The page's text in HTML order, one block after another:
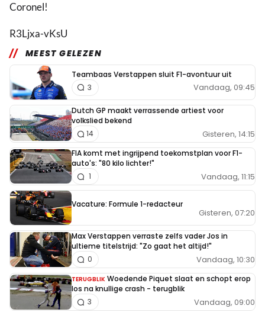
Coronel!
R3Ljxa-vKsU
MEEST GELEZEN
Teambaas Verstappen sluit F1-avontuur uit
Vandaag, 09:45
3
Dutch GP maakt verrassende artiest voor
volkslied bekend
Gisteren, 14:15
14
FIA komt met ingrijpend toekomstplan voor F1-
auto's: "80 kilo lichter!"
Vandaag, 11:15
1
Vacature: Formule 1-redacteur
Gisteren, 07:20
Max Verstappen verraste zelfs vader Jos in
ultieme titelstrijd: "Zo gaat het altijd!"
Vandaag, 10:30
0
TERUGBLIK Woedende Piquet slaat en schopt erop
los na knullige crash - terugblik
Vandaag, 09:00
3